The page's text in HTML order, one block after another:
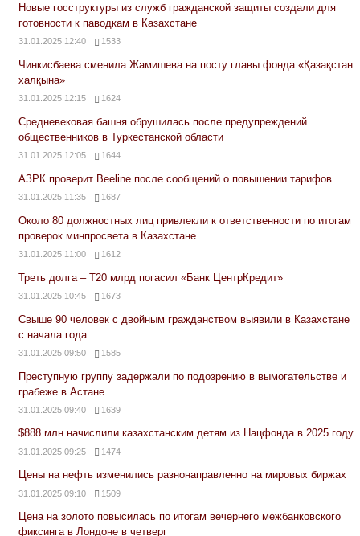
Новые госструктуры из служб гражданской защиты создали для
готовности к паводкам в Казахстане
31.01.2025 12:40 1533
Чинкисбаева сменила Жамишева на посту главы фонда «Қазақстан
халқына»
31.01.2025 12:15 1624
Средневековая башня обрушилась после предупреждений
общественников в Туркестанской области
31.01.2025 12:05 1644
АЗРК проверит Beeline после сообщений о повышении тарифов
31.01.2025 11:35 1687
Около 80 должностных лиц привлекли к ответственности по итогам
проверок минпросвета в Казахстане
31.01.2025 11:00 1612
Треть долга – Т20 млрд погасил «Банк ЦентрКредит»
31.01.2025 10:45 1673
Свыше 90 человек с двойным гражданством выявили в Казахстане
с начала года
31.01.2025 09:50 1585
Преступную группу задержали по подозрению в вымогательстве и
грабеже в Астане
31.01.2025 09:40 1639
$888 млн начислили казахстанским детям из Нацфонда в 2025 году
31.01.2025 09:25 1474
Цены на нефть изменились разнонаправленно на мировых биржах
31.01.2025 09:10 1509
Цена на золото повысилась по итогам вечернего межбанковского
фиксинга в Лондоне в четверг